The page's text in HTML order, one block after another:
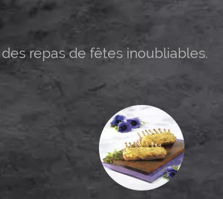
repas de fêtes inoubliables.